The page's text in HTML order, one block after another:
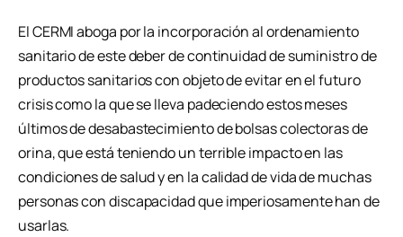
El CERMI aboga por la incorporación al ordenamiento
sanitario de este deber de continuidad de suministro de
productos sanitarios con objeto de evitar en el futuro
crisis como la que se lleva padeciendo estos meses
últimos de desabastecimiento de bolsas colectoras de
orina, que está teniendo un terrible impacto en las
condiciones de salud y en la calidad de vida de muchas
personas con discapacidad que imperiosamente han de
usarlas.